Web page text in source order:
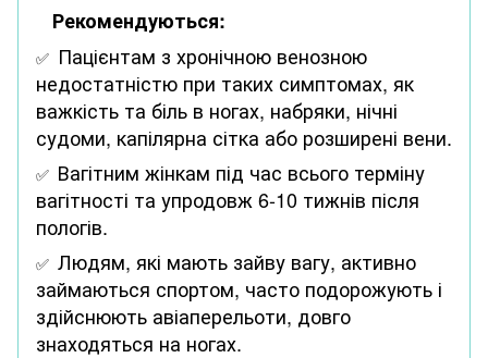
Рекомендуються:
✅ Пацієнтам з хронічною венозною
недостатністю при таких симптомах, як
важкість та біль в ногах, набряки, нічні
судоми, капілярна сітка або розширені вени.
✅ Вагітним жінкам під час всього терміну
вагітності та упродовж 6-10 тижнів після
пологів.
✅ Людям, які мають зайву вагу, активно
займаються спортом, часто подорожують і
здійснюють авіаперельоти, довго
знаходяться на ногах.